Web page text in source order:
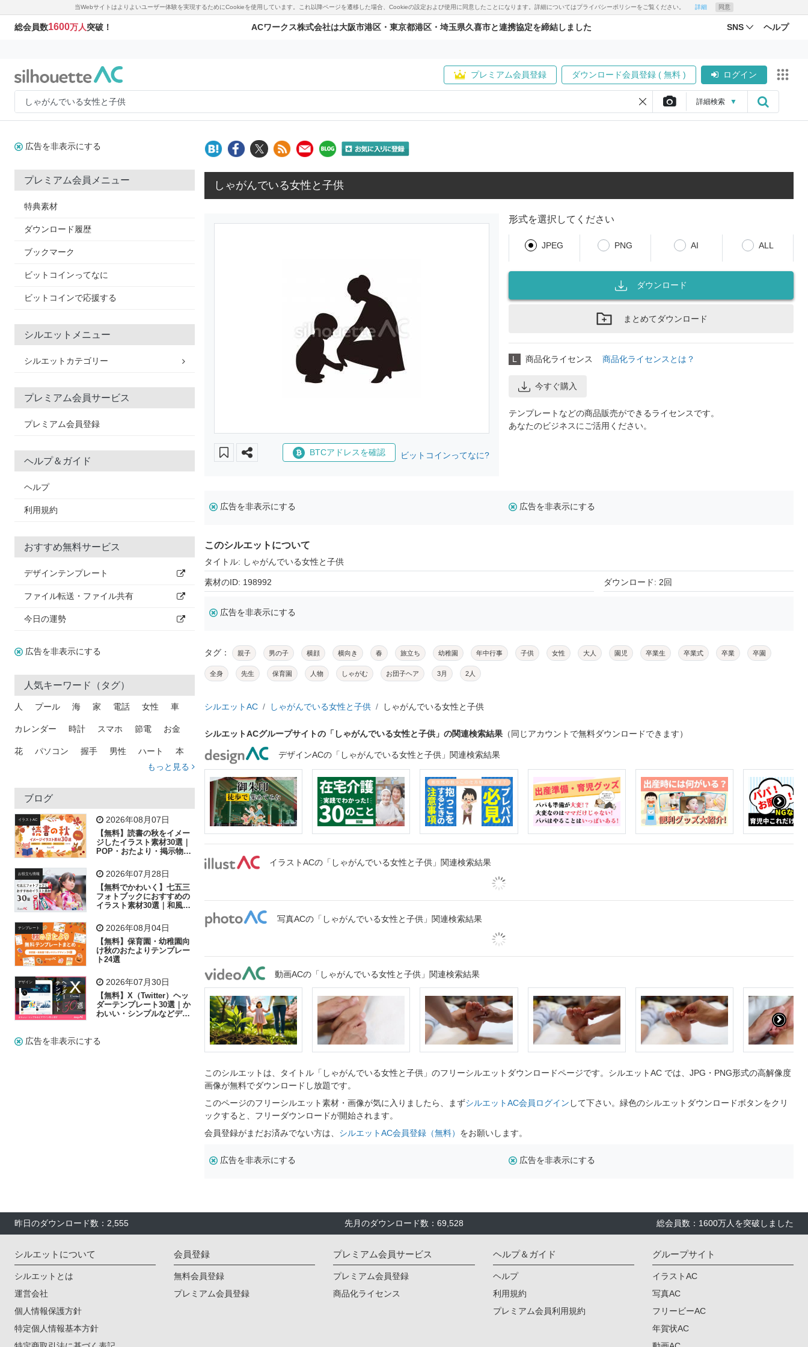
当Webサイトはよりよいユーザー体験を実現するためにCookieを使用しています。これ以降ページを遷移した場合、Cookieの設定および使用に同意したことになります。詳細についてはプライバシーポリシーをご覧ください。 詳細 同意
総会員数1600万人突破！ ACワークス株式会社は大阪市港区・東京都港区・埼玉県久喜市と連携協定を締結しました SNS ヘルプ
プレミアム会員登録 ダウンロード会員登録 ( 無料 ) ログイン
詳細検索 ▼
広告を非表示にする
プレミアム会員メニュー
特典素材
ダウンロード履歴
ブックマーク
ビットコインってなに
ビットコインで応援する
シルエットメニュー
シルエットカテゴリー
プレミアム会員サービス
プレミアム会員登録
ヘルプ＆ガイド
ヘルプ
利用規約
おすすめ無料サービス
デザインテンプレート
ファイル転送・ファイル共有
今日の運勢
広告を非表示にする
人気キーワード（タグ）
人 プール 海 家 電話 女性 車
カレンダー 時計 スマホ 節電 お金
花 パソコン 握手 男性 ハート 本
トラック 木
吹き出し
飛行機 グラフ ビル 魚 家族 書類
歩く 工場 会社 太陽 キラキラ
子供 作業員 葉 相談 ピクトグラム
もっと見る
ブログ
イラストAC 2026年08月07日
【無料】読書の秋をイメー
ジしたイラスト素材30選｜
POP・おたより・掲示物に
お役立ち情報 2026年07月28日
【無料でかわいく】七五三
フォトブックにおすすめの
イラスト素材30選｜和風の
テンプレート 2026年08月04日
【無料】保育園・幼稚園向
け秋のおたよりテンプレー
ト24選
デザイン 2026年07月30日
【無料】X（Twitter）ヘッ
ダーテンプレート30選｜か
わいい・シンプルなどデザ
広告を非表示にする
しゃがんでいる女性と子供
BTCアドレスを確認 ビットコインってなに?
形式を選択してください
JPEG PNG AI ALL
ダウンロード
まとめてダウンロード
L 商品化ライセンス 商品化ライセンスとは？
今すぐ購入
テンプレートなどの商品販売ができるライセンスです。
あなたのビジネスにご活用ください。
広告を非表示にする 広告を非表示にする
このシルエットについて
タイトル: しゃがんでいる女性と子供
素材のID: 198992 ダウンロード: 2回
広告を非表示にする
タグ： 親子 男の子 横顔 横向き 春 旅立ち 幼稚園 年中行事 子供 女性 大人 園児 卒業生 卒業式 卒業 卒園
全身 先生 保育園 人物 しゃがむ お団子ヘア 3月 2人
シルエットAC しゃがんでいる女性と子供 しゃがんでいる女性と子供
シルエットACグループサイトの「しゃがんでいる女性と子供」の関連検索結果 （同じアカウントで無料ダウンロードできます）
デザインACの「しゃがんでいる女性と子供」関連検索結果
イラストACの「しゃがんでいる女性と子供」関連検索結果
写真ACの「しゃがんでいる女性と子供」関連検索結果
動画ACの「しゃがんでいる女性と子供」関連検索結果
このシルエットは、タイトル「しゃがんでいる女性と子供」のフリーシルエットダウンロードページです。シルエットAC では、JPG・PNG形式の高解像度
画像が無料でダウンロードし放題です。
このページのフリーシルエット素材・画像が気に入りましたら、まずシルエットAC会員ログイン して下さい。緑色のシルエットダウンロードボタンをクリ
ックすると、フリーダウンロードが開始されます。
会員登録がまだお済みでない方は、 シルエットAC会員登録（無料） をお願いします。
広告を非表示にする 広告を非表示にする
昨日のダウンロード数：2,555 先月のダウンロード数：69,528 総会員数：1600万人を突破しました
シルエットについて
シルエットとは
運営会社
個人情報保護方針
特定個人情報基本方針
会員登録
無料会員登録
プレミアム会員登録
プレミアム会員サービス
プレミアム会員登録
商品化ライセンス
ヘルプ＆ガイド
ヘルプ
利用規約
プレミアム会員利用規約
グループサイト
イラストAC
写真AC
フリービーAC
年賀状AC